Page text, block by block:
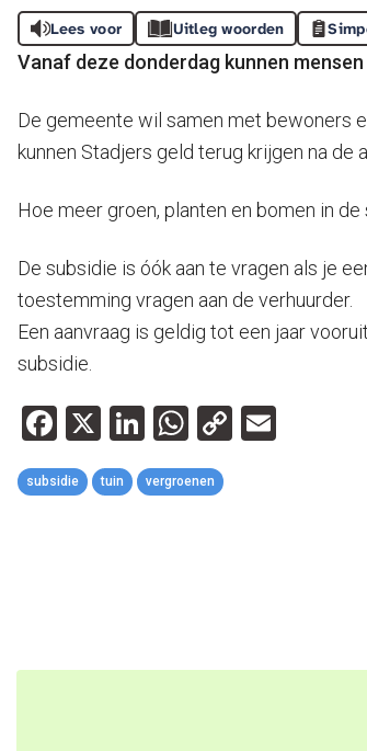
Lees voor Uitleg woorden
Vanaf deze donderdag kunnen
De gemeente wil samen met bewoners
kunnen Stadjers geld terug krijgen na de
Hoe meer groen, planten en bomen in
De subsidie is óók aan te vragen als je
toestemming vragen aan de verhuurder.
Een aanvraag is geldig tot een jaar
subsidie.
Facebook
X LinkedIn
WhatsApp
Copy
subsidie tuin vergroenen